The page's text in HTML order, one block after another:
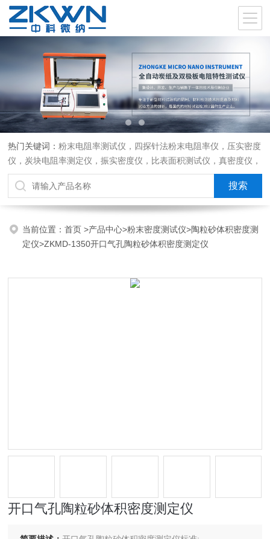
热门关键词：粉末电阻率测试仪，四探针法粉末电阻率仪，压实密度
仪，炭块电阻率测定仪，振实密度仪，比表面积测试仪，真密度仪，
炭块热膨胀仪，炭块透气率仪，炭块二氧化碳反应测定仪
当前位置：首页>产品中心>粉末密度测试仪>陶粒砂体积密度测
定仪>ZKMD-1350开口气孔陶粒砂体积密度测定仪
开口气孔陶粒砂体积密度测定仪